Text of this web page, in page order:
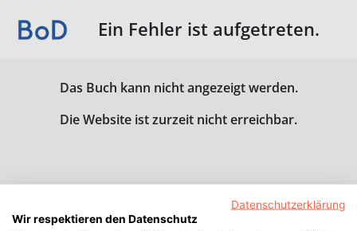
Ein Fehler ist aufgetreten.
Das Buch kann nicht angezeigt werden.
Die Website ist zurzeit nicht erreichbar.
Datenschutzerklärung
Wir respektieren den Datenschutz